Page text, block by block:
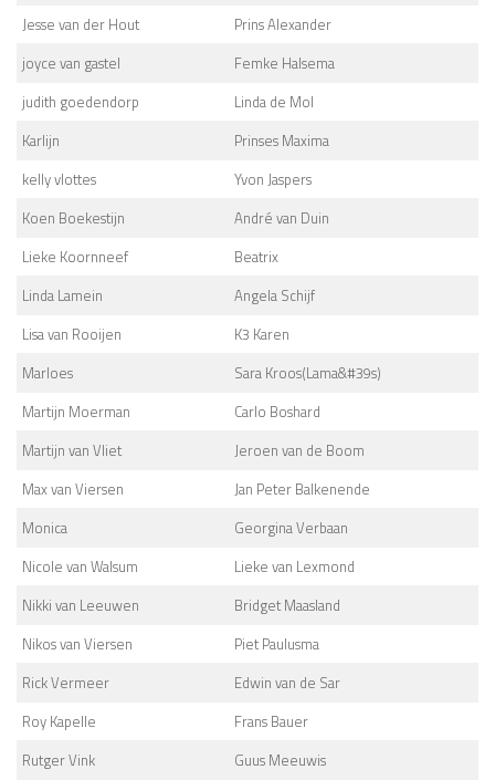
Jesse van der Hout
Prins Alexander
joyce van gastel
Femke Halsema
judith goedendorp
Linda de Mol
Karlijn
Prinses Maxima
kelly vlottes
Yvon Jaspers
Koen Boekestijn
André van Duin
Lieke Koornneef
Beatrix
Linda Lamein
Angela Schijf
Lisa van Rooijen
K3 Karen
Marloes
Sara Kroos(Lama&#39s)
Martijn Moerman
Carlo Boshard
Martijn van Vliet
Jeroen van de Boom
Max van Viersen
Jan Peter Balkenende
Monica
Georgina Verbaan
Nicole van Walsum
Lieke van Lexmond
Nikki van Leeuwen
Bridget Maasland
Nikos van Viersen
Piet Paulusma
Rick Vermeer
Edwin van de Sar
Roy Kapelle
Frans Bauer
Rutger Vink
Guus Meeuwis